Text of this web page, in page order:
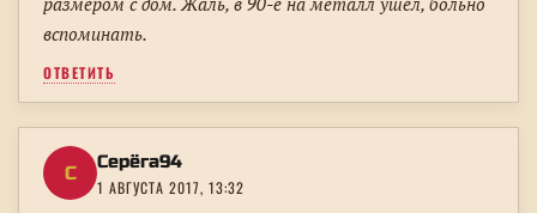
вспоминать.
ОТВЕТИТЬ
С Серёга94
1 АВГУСТА 2017, 13:32